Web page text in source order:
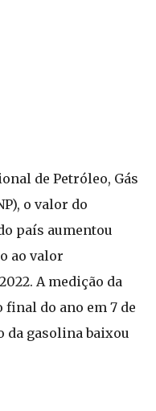
de Petróleo, Gás
o valor do
país aumentou
ao valor
A medição da
final do ano em 7 de
da gasolina baixou